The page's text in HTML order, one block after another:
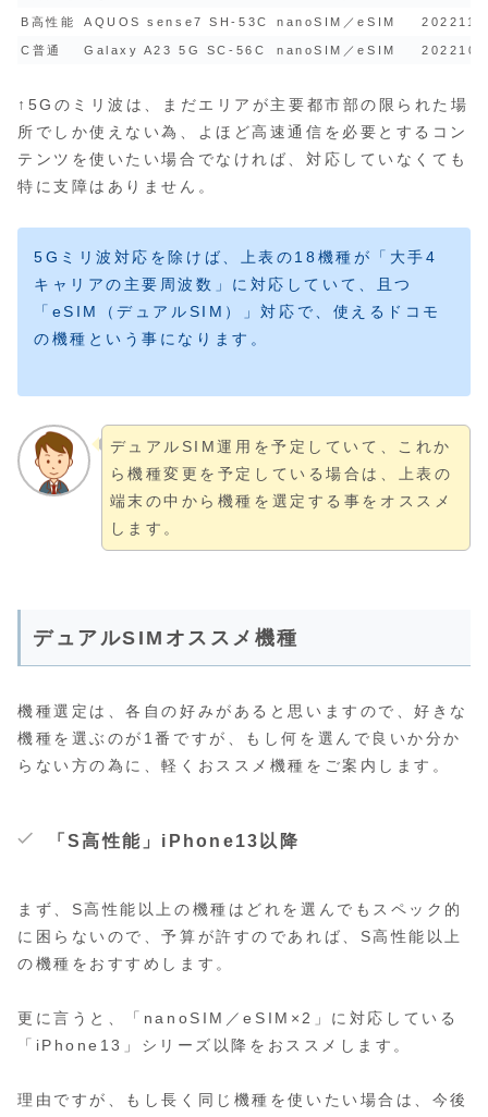
B高性能 AQUOS sense7 SH-53C nanoSIM／eSIM
C普通 Galaxy A23 5G SC-56C nanoSIM／eSIM
↑5Gのミリ波は、まだエリアが主要都市部の限られた場
所でしか使えない為、よほど高速通信を必要とするコン
テンツを使いたい場合でなければ、対応していなくても
特に支障はありません。
5Gミリ波対応を除けば、上表の18機種が「大手4
キャリアの主要周波数」に対応していて、且つ
「eSIM（デュアルSIM）」対応で、使えるドコモ
の機種という事になります。
デュアルSIM運用を予定していて、これか
ら機種変更を予定している場合は、上表の
端末の中から機種を選定する事をオススメ
します。
デュアルSIMオススメ機種
機種選定は、各自の好みがあると思いますので、好きな
機種を選ぶのが1番ですが、もし何を選んで良いか分か
らない方の為に、軽くおススメ機種をご案内します。
「S高性能」iPhone13以降
まず、S高性能以上の機種はどれを選んでもスペック的
に困らないので、予算が許すのであれば、S高性能以上
の機種をおすすめします。
更に言うと、「nanoSIM／eSIM×2」に対応している
「iPhone13」シリーズ以降をおススメします。
理由ですが、もし長く同じ機種を使いたい場合は、今後